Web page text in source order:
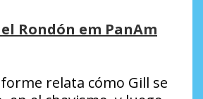
Rondón em PanAm
relata cómo Gill se